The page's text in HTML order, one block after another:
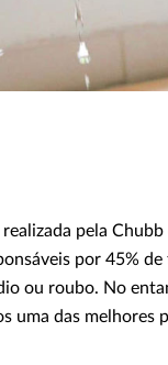
pela
por 45%
ou roubo. No
uma das melhores